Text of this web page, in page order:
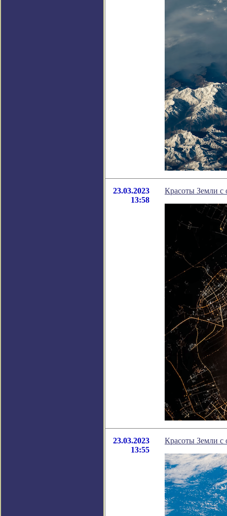
23.03.2023
13:58
Красоты Земли с
23.03.2023
13:55
Красоты Земли с